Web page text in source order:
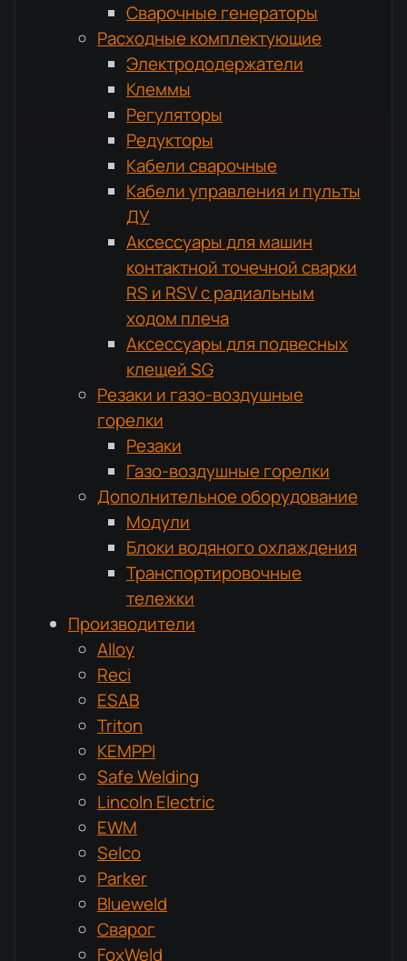
Сварочные генераторы
Расходные комплектующие
Электрододержатели
Клеммы
Регуляторы
Редукторы
Кабели сварочные
Кабели управления и пульты
ДУ
Аксессуары для машин
контактной точечной сварки
RS и RSV с радиальным
ходом плеча
Аксессуары для подвесных
клещей SG
Резаки и газо-воздушные
горелки
Резаки
Газо-воздушные горелки
Дополнительное оборудование
Модули
Блоки водяного охлаждения
Транспортировочные
тележки
Производители
Alloy
Reci
ESAB
Triton
KEMPPI
Safe Welding
Lincoln Electric
EWM
Selco
Parker
Blueweld
Сварог
FoxWeld